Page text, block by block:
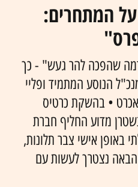
המתחרים:
שהפכה להר געש" - כך
הנוסע המתמיד ופליי
• בהשקת כרטיס
מדוע החליף חברת
באופן אישי צבר תלונות,
נצטרך לעשות עם